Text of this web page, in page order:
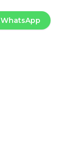
WhatsApp